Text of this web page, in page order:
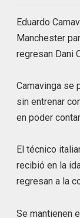
Eduardo
Manchester
regresan Dani
Camavinga se
sin entrenar
en poder
El técnico
recibió en la
regresan a la
Se mantienen